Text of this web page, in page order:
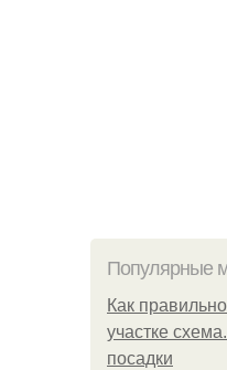
Популярные
Как
участке
посадки